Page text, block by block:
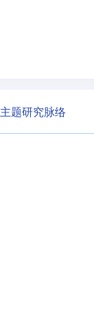
主题研究脉络